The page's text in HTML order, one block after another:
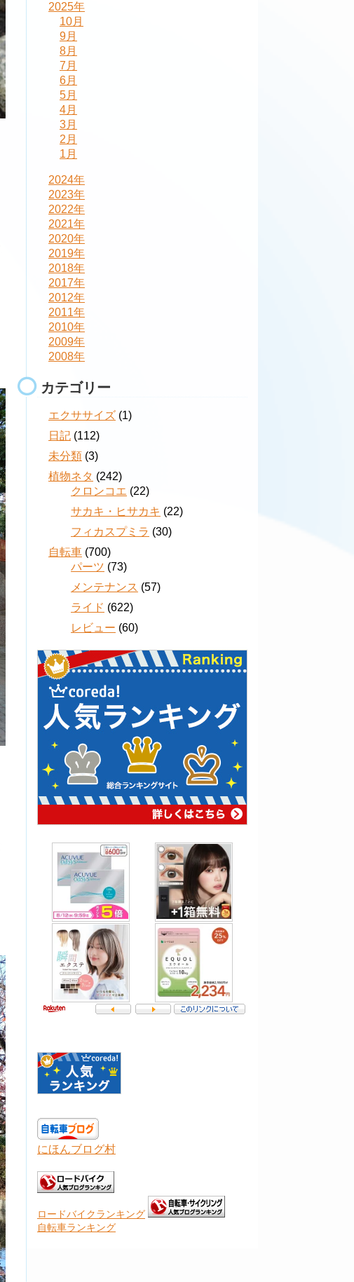
2025年
10月
9月
8月
7月
6月
5月
4月
3月
2月
1月
2024年
2023年
2022年
2021年
2020年
2019年
2018年
2017年
2012年
2011年
2010年
2009年
2008年
カテゴリー
エクササイズ (1)
日記 (112)
未分類 (3)
植物ネタ (242)
クロンコエ (22)
サカキ・ヒサカキ (22)
フィカスプミラ (30)
自転車 (700)
パーツ (73)
メンテナンス (57)
ライド (622)
レビュー (60)
にほんブログ村
ロードバイクランキング
自転車ランキング